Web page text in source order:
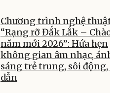
Chương trình nghệ thuật
“Rạng rỡ Đắk Lắk – Chào
năm mới 2026”: Hứa hẹn
không gian âm nhạc, ánh
sáng trẻ trung, sôi động,
dẫn